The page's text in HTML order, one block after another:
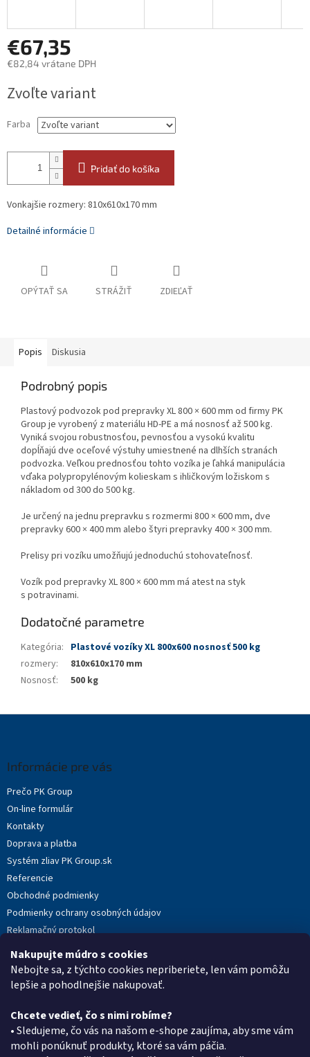
Nakupujte múdro s cookies
Nebojte sa, z týchto cookies nepriberiete, len vám pomôžu
lepšie a pohodlnejšie nakupovať.
Chcete vedieť, čo s nimi robíme?
• Sledujeme, čo vás na našom e-shope zaujíma, aby sme vám
mohli ponúknuť produkty, ktoré sa vám páčia.
€67,35
€82,84 vrátane DPH
cena:
Zvoľte variant
Farba
Pridať do košíka
Vonkajšie rozmery: 810x610x170 mm
Detailné informácie
OPÝTAŤ SA STRÁŽIŤ ZDIEĽAŤ
Popis Diskusia
Podrobný popis
Plastový podvozok pod prepravky XL 800 × 600 mm od firmy PK
Group je vyrobený z materiálu HD-PE a má nosnosť až 500 kg.
Vyniká svojou robustnosťou, pevnosťou a vysokú kvalitu
dopĺňajú dve oceľové výstuhy umiestnené na dlhších stranách
podvozka. Veľkou prednosťou tohto vozíka je ľahká manipulácia
vďaka polypropylénovým kolieskam s ihličkovým ložiskom s
nákladom od 300 do 500 kg.
Je určený na jednu prepravku s rozmermi 800 × 600 mm, dve
prepravky 600 × 400 mm alebo štyri prepravky 400 × 300 mm.
Prelisy pri vozíku umožňujú jednoduchú stohovateľnosť.
Vozík pod prepravky XL 800 × 600 mm má atest na styk
s potravinami.
Dodatočné parametre
Kategória: Plastové vozíky XL 800x600 nosnosť 500 kg
rozmery:
810x610x170 mm
Nosnosť: 500 kg
Informácie pre vás
Prečo PK Group
On-line formulár
Kontakty
Doprava a platba
Systém zliav PK Group.sk
Referencie
Obchodné podmienky
Podmienky ochrany osobných údajov
Reklamačný protokol
Novinky
Moja objednávka
Kontakt
eshop@pkgroup.sk